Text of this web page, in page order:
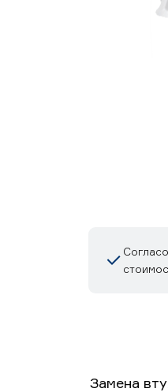
Замена